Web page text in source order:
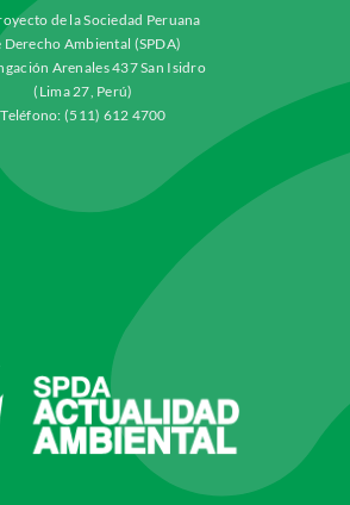
de la Sociedad Peruana
Derecho Ambiental (SPDA)
Arenales 437 San Isidro
(Lima 27, Perú)
Teléfono: (511) 612 4700